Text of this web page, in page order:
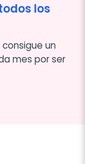
los
un
mes por ser